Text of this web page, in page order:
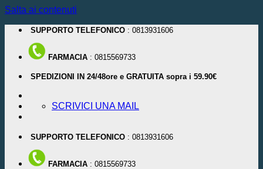
Salta ai contenuti
SUPPORTO TELEFONICO : 0813931606
FARMACIA : 0815569733
SPEDIZIONI IN 24/48ore e GRATUITA sopra i 59.90€
SCRIVICI UNA MAIL
SUPPORTO TELEFONICO : 0813931606
FARMACIA : 0815569733